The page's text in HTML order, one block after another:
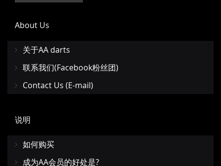
About Us
关于AA darts
联系我们(Facebook粉丝团)
Contact Us (E-mail)
说明
如何购买
成为AA会员的好处是?